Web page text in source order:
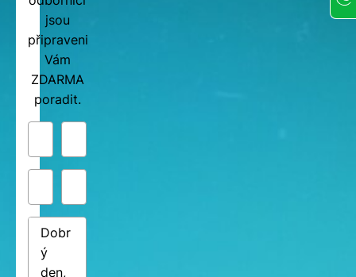
jsou
připraveni
Vám
ZDARMA
poradit.